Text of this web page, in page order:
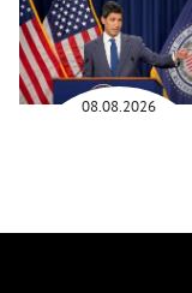
08.08.2026